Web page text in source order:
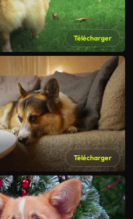
Télécharger
Télécharger